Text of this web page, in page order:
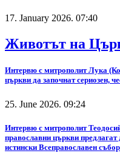
17. January 2026. 07:40
Животът на
Интервю с митрополит Лука
църкви да започнат сериозен,
25. June 2026. 09:24
Интервю с митрополит
православни църкви
истински Всеправославен събор